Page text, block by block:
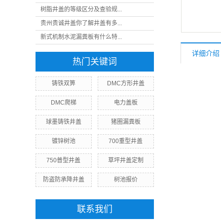
树脂井盖的等级区分及查验规...
贵州贵诚井盖你了解井盖有多...
新式机制水泥漏粪板有什么特...
热门关键词
铸铁双箅 DMC方形井盖
DMC爬梯 电力盖板
球墨铸铁井盖 猪圈漏粪板
镀锌树池 700重型井盖
750普型井盖 草坪井盖定制
防盗防承降井盖 树池报价
联系我们
详细介绍